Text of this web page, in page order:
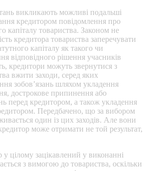
викликають можливі подальші
кредитором повідомлення про
капіталу товариства. Законом не
кредитора товариства заперечувати
капіталу як такого чи
відповідного рішення учасників
кредитори можуть звернутися з
вжити заходи, серед яких
зобов’язань шляхом укладення
дострокове припинення або
перед кредитором, а також укладення
Передбачено, що за вибором
один із цих заходів. Але вони
може отримати не той результат,
цілому зацікавлений у виконанні
з вимогою до товариства, оскільки